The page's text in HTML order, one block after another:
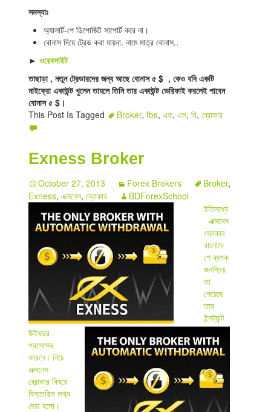
সমস্যাঃ
অ্যালার্ট-পে ডিপোজিট সাপোর্ট করে না।
বোনাস দিয়ে ট্রেড করা যায়না. নামে মাত্র বোনাস..
►ওয়েবসাইট
তাছাড়া , নতুন ট্রেডারদের জন্য আছে বোনাস ৫ $ , কেও যদি একটি
মাইক্রো একাউন্ট খুলেন তাহলে তিনি তার একাউন্ট ভেরিফাই করলেই পাবেন
বোনাস ৫ $।
This Post Is Tagged
Broker,fbs,এফ,এস,বি,ব্রোকার
Exness Broker
October 27, 2013 Forex Brokers Broker,
Exness,এক্সনেস,ব্রোকার
BDForexSchool
ইতিমধ্যে
এক্সনেস
ব্রোকার
বাংলাদে
শে ব্যপক
জনপ্রিয়
তা
পেয়েছে
তার
ইন্সট্যান্ট
উইথড্র
প্রসেসের
কারনে। নিচে
এক্সনেস
ব্রোকার বিষয়ে
বিস্তারিত তথ্য
দেয়া হলো।